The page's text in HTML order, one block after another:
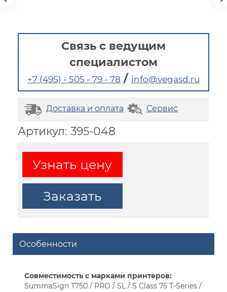
Связь с ведущим
специалистом
+7 (495) - 505 - 79 - 78 / info@vegasd.ru
Доставка и оплата Сервис
Артикул: 395-048
Узнать цену
Заказать
Особенности
Совместимость с марками принтеров:
SummaSign T750 / PRO / SL / S Class 75 T-Series /